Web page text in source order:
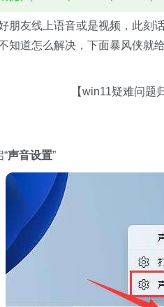
朋友线上语音或是视频，此刻
知道怎么解决，下面暴风侠就
【win11疑难问题
声音设置”